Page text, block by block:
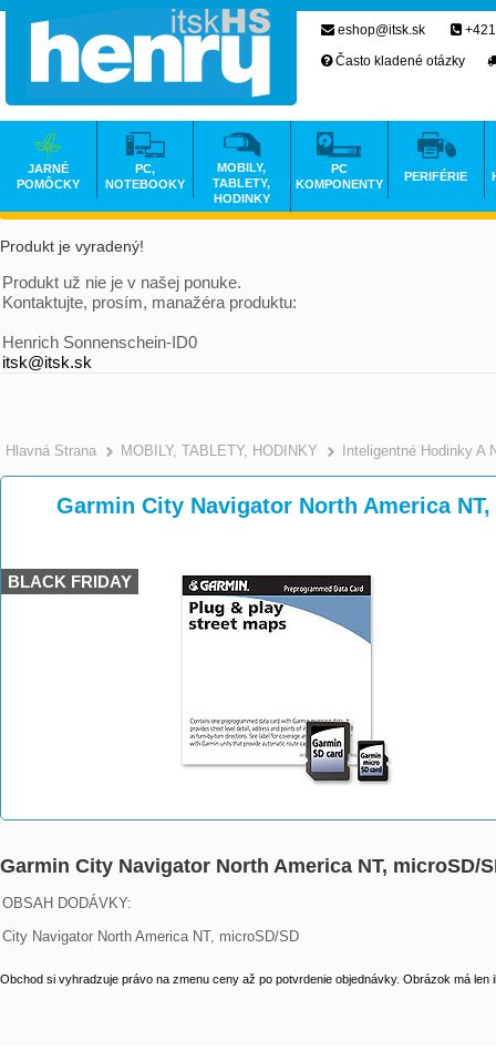
Produkt je vyradený!
Produkt už nie je v našej ponuke.
Kontaktujte, prosím, manažéra produktu:
Henrich Sonnenschein-ID0
itsk@itsk.sk
Hlavná Strana >
MOBILY, TABLETY, HODINKY >
Inteligentné Hodinky A
Garmin City Navigator North America NT,
BLACK FRIDAY
Garmin City Navigator North America NT, microSD/
OBSAH DODÁVKY:
City Navigator North America NT, microSD/SD
Obchod si vyhradzuje právo na zmenu ceny až po potvrdenie objednávky. Obrázok má len
eshop@itsk.sk
Často kladené otázky
JARNÉ
POMÔCKY
PC,
NOTEBOOKY
MOBILY,
TABLETY,
HODINKY
PC
KOMPONENTY
PERIFÉRIE